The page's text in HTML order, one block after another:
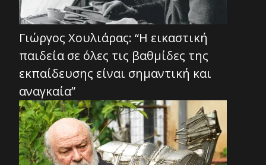
Γιώργος Χουλιάρας: “Η εικαστική
παιδεία σε όλες τις βαθμίδες της
εκπαίδευσης είναι σημαντική και
αναγκαία”